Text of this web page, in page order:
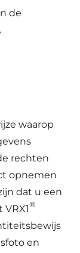
de
waarop
rechten
opnemen
dat u een
®
en